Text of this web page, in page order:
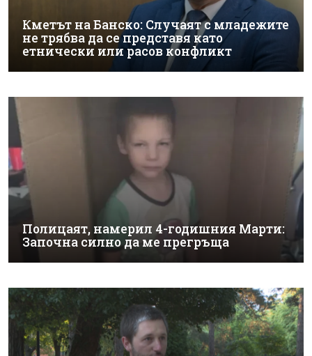
Кметът на Банско: Случаят с младежите
не трябва да се представя като
етнически или расов конфликт
Полицаят, намерил 4-годишния Марти:
Започна силно да ме прегръща